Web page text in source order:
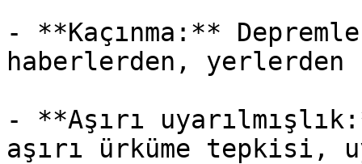
- **Kaçınma:**
haberlerden, yerlerden
- **Aşırı
aşırı ürküme tepkisi,